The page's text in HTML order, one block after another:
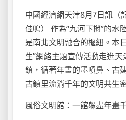
中國經濟網天津8月7日訊（
佳鳴） 作為“九河下梢”的水
是南北文明融合的樞紐。本
生”網絡主題宣傳活動走進
鎮，循著年畫的墨噴鼻、古
古鎮里流淌千年的文明共生
風俗文明館：一館躲盡年畫